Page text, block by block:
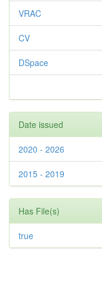
VRAC
CV
DSpace
Date issued
2020 - 2026
2015 - 2019
Has File(s)
true